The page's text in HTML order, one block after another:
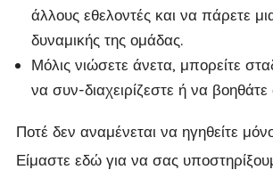
άλλους εθελοντές και να πάρετε
δυναμικής της ομάδας.
Μόλις νιώσετε άνετα, μπορείτε
να συν-διαχειρίζεστε ή να
Ποτέ δεν αναμένεται να ηγηθείτε
Είμαστε εδώ για να σας